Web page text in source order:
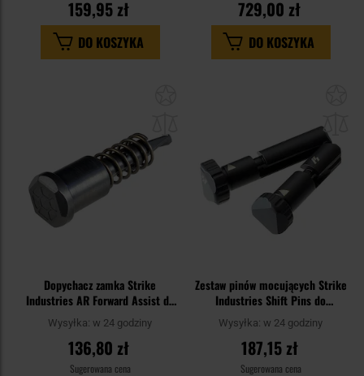
159,95 zł
DO KOSZYKA
729,00 zł
DO KOSZYKA
Dopychacz zamka Strike
Industries AR Forward Assist do
karabinków AR - Black
Wysyłka: w 24 godziny
136,80 zł
Sugerowana cena
Zestaw pinów mocujących Strike
Industries Shift Pins do
karabinów AR10 - Black
Wysyłka: w 24 godziny
187,15 zł
Sugerowana cena